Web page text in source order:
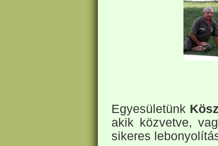
Egyesületünk
akik közvetve,
sikeres